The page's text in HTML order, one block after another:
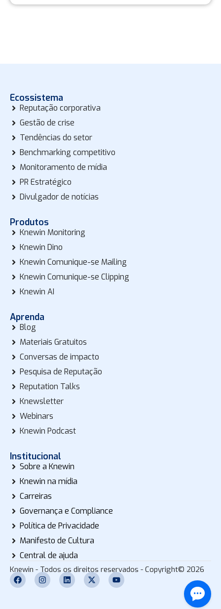
Ecossistema
Reputação corporativa
Gestão de crise
Tendências do setor
Benchmarking competitivo
Monitoramento de mídia
PR Estratégico
Divulgador de notícias
Produtos
Knewin Monitoring
Knewin Dino
Knewin Comunique-se Mailing
Knewin Comunique-se Clipping
Knewin AI
Aprenda
Blog
Materiais Gratuitos
Conversas de impacto
Pesquisa de Reputação
Reputation Talks
Knewsletter
Webinars
Knewin Podcast
Institucional
Sobre a Knewin
Knewin na mídia
Carreiras
Governança e Compliance
Política de Privacidade
Manifesto de Cultura
Central de ajuda
Knewin - Todos os direitos reservados - Copyright© 2026